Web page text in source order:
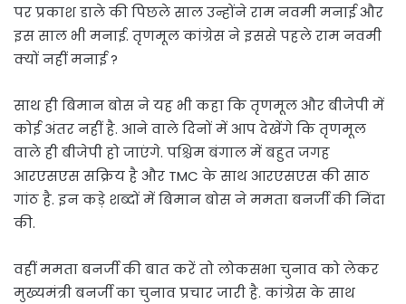
पर प्रकाश डाले की पिछले साल उन्होंने राम नवमी मनाई और
इस साल भी मनाई. तृणमूल कांग्रेस ने इससे पहले राम नवमी
क्यों नहीं मनाई ?
साथ ही बिमान बोस ने यह भी कहा कि तृणमूल और बीजेपी में
कोई अंतर नहीं है. आने वाले दिनों में आप देखेंगे कि तृणमूल
वाले ही बीजेपी हो जाएंगे. पश्चिम बंगाल में बहुत जगह
आरएसएस सक्रिय है और TMC के साथ आरएसएस की साठ
गांठ है. इन कड़े शब्दों में बिमान बोस ने ममता बनर्जी की निंदा
की.
वहीं ममता बनर्जी की बात करें तो लोकसभा चुनाव को लेकर
मुख्यमंत्री बनर्जी का चुनाव प्रचार जारी है. कांग्रेस के साथ